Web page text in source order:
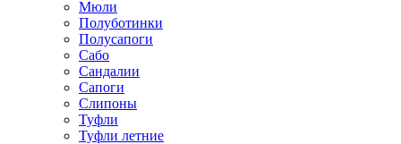
Мюли
Полуботинки
Полусапоги
Сабо
Сандалии
Сапоги
Слипоны
Туфли
Туфли летние